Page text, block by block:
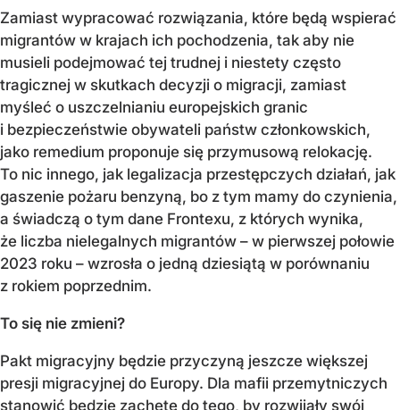
Zamiast wypracować rozwiązania, które będą wspierać
migrantów w krajach ich pochodzenia, tak aby nie
musieli podejmować tej trudnej i niestety często
tragicznej w skutkach decyzji o migracji, zamiast
myśleć o uszczelnianiu europejskich granic
i bezpieczeństwie obywateli państw członkowskich,
jako remedium proponuje się przymusową relokację.
To nic innego, jak legalizacja przestępczych działań, jak
gaszenie pożaru benzyną, bo z tym mamy do czynienia,
a świadczą o tym dane Frontexu, z których wynika,
że liczba nielegalnych migrantów – w pierwszej połowie
2023 roku – wzrosła o jedną dziesiątą w porównaniu
z rokiem poprzednim.
To się nie zmieni?
Pakt migracyjny będzie przyczyną jeszcze większej
presji migracyjnej do Europy. Dla mafii przemytniczych
stanowić będzie zachętę do tego, by rozwijały swój